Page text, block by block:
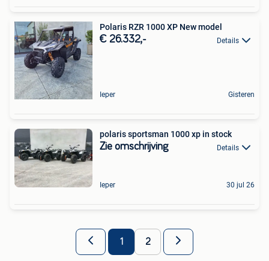
Polaris RZR 1000 XP New model
€ 26.332,- Details
Ieper Gisteren
polaris sportsman 1000 xp in stock
Zie omschrijving Details
Ieper 30 jul 26
1 2